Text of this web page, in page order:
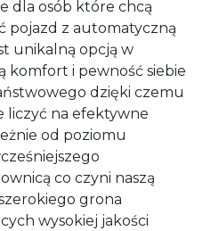
dla osób które chcą
pojazd z automatyczną
unikalną opcją w
komfort i pewność siebie
dzięki czemu
liczyć na efektywne
od poziomu
co czyni naszą
grona
wysokiej jakości